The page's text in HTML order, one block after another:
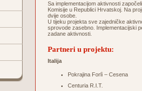
Sa implementacijom aktivnosti
Komisije u Republici Hrvatskoj. Na
dvije osobe.
U tijeku projekta sve zajedničke
sprovode zasebno. Implementacijski
zadane aktivnosti.
Partneri u projektu:
Italija
Pokrajina Forlì – Cesena
Centuria R.I.T.